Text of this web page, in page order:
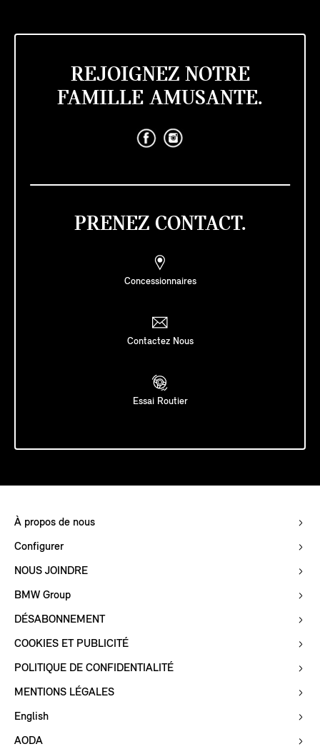
REJOIGNEZ NOTRE
FAMILLE AMUSANTE.
PRENEZ CONTACT.
Concessionnaires
Contactez Nous
Essai Routier
À propos de nous
Configurer
NOUS JOINDRE
BMW Group
DÉSABONNEMENT
COOKIES ET PUBLICITÉ
POLITIQUE DE CONFIDENTIALITÉ
MENTIONS LÉGALES
English
AODA